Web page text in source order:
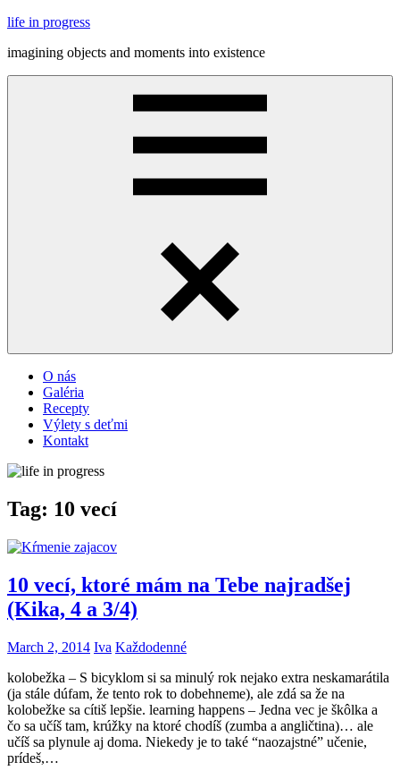
Skip
content
life in progress
imagining objects and moments into existence
O nás
Galéria
Recepty
Výlety s deťmi
Kontakt
Tag: 10 vecí
10 vecí, ktoré mám na Tebe najradšej
(Kika, 4 a 3/4)
March 2, 2014 Iva Každodenné
kolobežka – S bicyklom si sa minulý rok nejako extra neskamarátila
(ja stále dúfam, že tento rok to dobehneme), ale zdá sa že na
kolobežke sa cítiš lepšie. learning happens – Jedna vec je škôlka a
čo sa učíš tam, krúžky na ktoré chodíš (zumba a angličtina)… ale
učíš sa plynule aj doma. Niekedy je to také “naozajstné” učenie,
prídeš,…